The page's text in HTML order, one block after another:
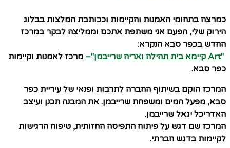
כמרצה בתחומי האמנות והקיימות וככותבת המלצות בבלוג
הירוק שלי, הפעם אני משתפת אתכם וממליצה לבקר במרכז
החדש בכפר סבא הנקרא:
"Art קיימא בית תהילה ואריה שרייבמן"
– מרכז לאמנות וקיימות
כפר סבא.
המרכז הוקם בשיתוף החברה לתרבות ופנאי של עיריית כפר
סבא, מפעל המים ומשפחת שרייבמן. את המבנה תכנן ועיצב
האדריכל יגאל שרייבמן.
המרכז שם דגש על פיתוח התפיסה החזותית, טיפוח הרגישות
לקיימות בדגש חברתי.